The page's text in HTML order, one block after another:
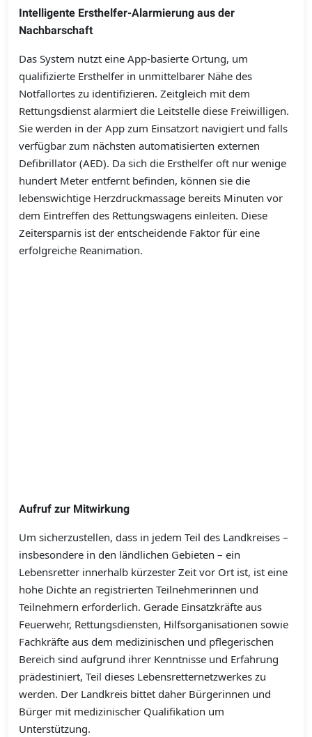
Intelligente Ersthelfer-Alarmierung aus der
Nachbarschaft
Das System nutzt eine App-basierte Ortung, um
qualifizierte Ersthelfer in unmittelbarer Nähe des
Notfallortes zu identifizieren. Zeitgleich mit dem
Rettungsdienst alarmiert die Leitstelle diese Freiwilligen.
Sie werden in der App zum Einsatzort navigiert und falls
verfügbar zum nächsten automatisierten externen
Defibrillator (AED). Da sich die Ersthelfer oft nur wenige
hundert Meter entfernt befinden, können sie die
lebenswichtige Herzdruckmassage bereits Minuten vor
dem Eintreffen des Rettungswagens einleiten. Diese
Zeitersparnis ist der entscheidende Faktor für eine
erfolgreiche Reanimation.
Aufruf zur Mitwirkung
Um sicherzustellen, dass in jedem Teil des Landkreises –
insbesondere in den ländlichen Gebieten – ein
Lebensretter innerhalb kürzester Zeit vor Ort ist, ist eine
hohe Dichte an registrierten Teilnehmerinnen und
Teilnehmern erforderlich. Gerade Einsatzkräfte aus
Feuerwehr, Rettungsdiensten, Hilfsorganisationen sowie
Fachkräfte aus dem medizinischen und pflegerischen
Bereich sind aufgrund ihrer Kenntnisse und Erfahrung
prädestiniert, Teil dieses Lebensretternetzwerkes zu
werden. Der Landkreis bittet daher Bürgerinnen und
Bürger mit medizinischer Qualifikation um
Unterstützung.